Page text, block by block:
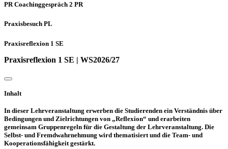
PR Coachinggespräch 2 PR
Praxisbesuch PL
Praxisreflexion 1 SE
Praxisreflexion 1 SE | WS2026/27
Inhalt
In dieser Lehrveranstaltung erwerben die Studierenden ein Verständnis über
Bedingungen und Zielrichtungen von „Reflexion“ und erarbeiten
gemeinsam Gruppenregeln für die Gestaltung der Lehrveranstaltung. Die
Selbst- und Fremdwahrnehmung wird thematisiert und die Team- und
Kooperationsfähigkeit gestärkt.